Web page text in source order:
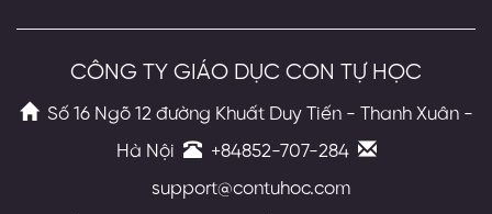
CÔNG TY GIÁO DỤC CON TỰ HỌC
Số 16 Ngõ 12 đường Khuất Duy Tiến - Thanh Xuân -
Hà Nội
+84852-707-284
support@contuhoc.com